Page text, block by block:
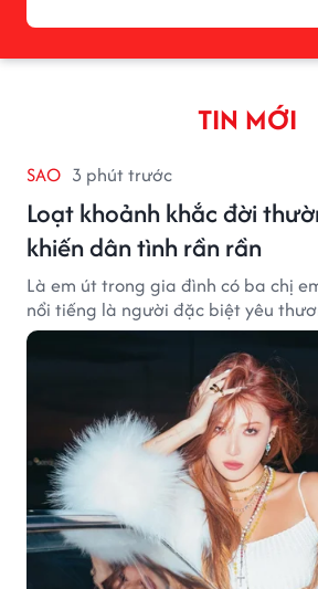
TIN MỚI
SAO 3 phút trước
Loạt khoảnh khắc đời
khiến dân tình rần rần
Là em út trong gia đình có ba chị
nổi tiếng là người đặc biệt yêu